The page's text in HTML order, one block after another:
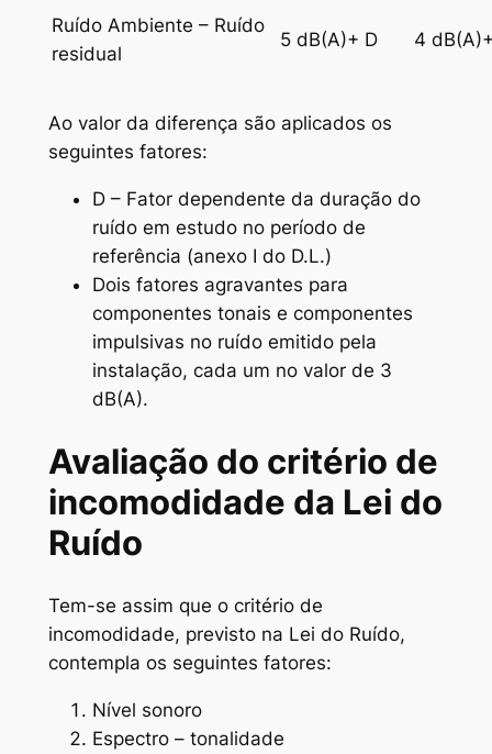
Ruído Ambiente – Ruído
residual
5 dB(A)+ D 4
Ao valor da diferença são aplicados os
seguintes fatores:
D – Fator dependente da duração do
ruído em estudo no período de
referência (anexo I do D.L.)
Dois fatores agravantes para
componentes tonais e componentes
impulsivas no ruído emitido pela
instalação, cada um no valor de 3
dB(A).
Avaliação do critério de
incomodidade da Lei do
Ruído
Tem-se assim que o critério de
incomodidade, previsto na Lei do Ruído,
contempla os seguintes fatores:
Nível sonoro
Espectro – tonalidade